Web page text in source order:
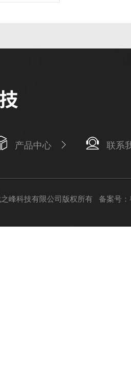
产品中心 联系
峰科技有限公司版权所有 备案号